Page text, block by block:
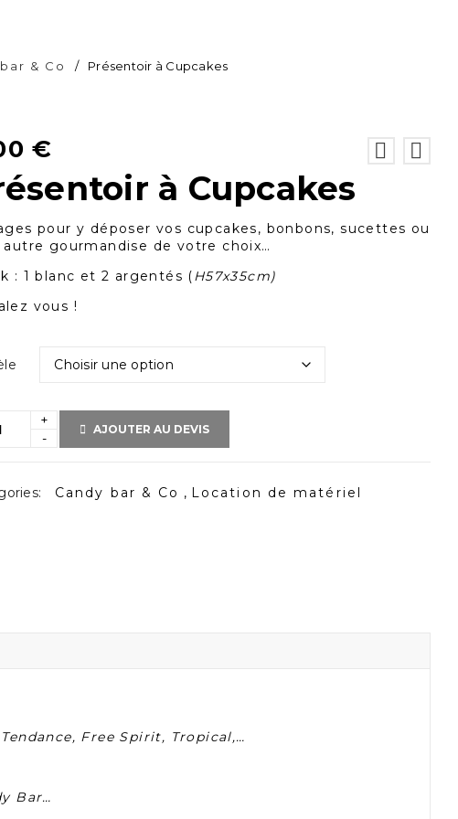
& Co / Présentoir à Cupcakes
€
à Cupcakes
pour y déposer vos cupcakes, bonbons, sucettes ou
gourmandise de votre choix…
: 1 blanc et 2 argentés (H57x35cm)
vous !
AJOUTER AU DEVIS
Candy bar & Co , Location de matériel
Free Spirit, Tropical,…
Bar…